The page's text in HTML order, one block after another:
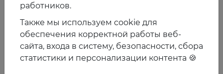
12.11.2020
работников.
Также мы используем cookie для
обеспечения корректной работы веб-
сайта, входа в систему, безопасности, сбора
статистики и персонализации контента 🍪